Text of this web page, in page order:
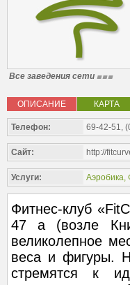
Все заведения сети
ОПИСАНИЕ КАРТА
Телефон: 69-42-51,
Сайт: http://
Услуги: Аэробика,
Фитнес-клуб
47 а (возле
великолепное
веса и фигуры.
стремятся к